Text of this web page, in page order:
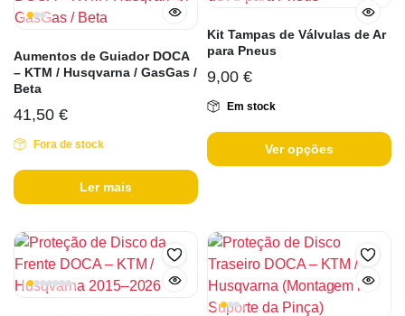
Aumentos de Guiador DOCA
– KTM / Husqvarna / GasGas /
Beta
41,50 €
Fora de stock
Ler mais
Kit Tampas de Válvulas de Ar
para Pneus
9,00 €
Em stock
Ver opções